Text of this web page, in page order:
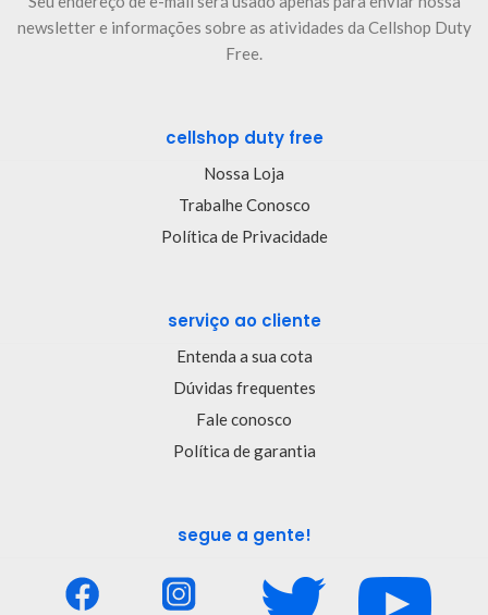
newsletter e informações sobre as atividades da Cellshop Duty
Free.
cellshop duty free
Nossa Loja
Trabalhe Conosco
Política de Privacidade
serviço ao cliente
Entenda a sua cota
Dúvidas frequentes
Fale conosco
Política de garantia
segue a gente!